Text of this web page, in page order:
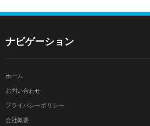
ナビゲーション
ホーム
お問い合わせ
プライバシーポリシー
会社概要